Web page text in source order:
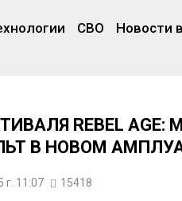
СВО Новости
REBEL
В НОВОМ
г. 11:07 15418